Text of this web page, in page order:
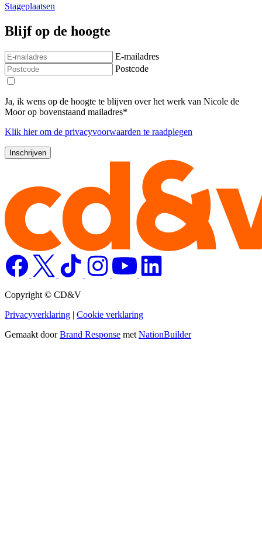
Stageplaatsen
Blijf op de hoogte
E-mailadres
Postcode
Ja, ik wens op de hoogte te blijven over het werk van Nicole de
Moor op bovenstaand mailadres*
Klik hierom de privacyvoorwaarden te raadplegen
Copyright © CD&V
Privacyverklaring | Cookie verklaring
Gemaakt doorBrand Response met NationBuilder